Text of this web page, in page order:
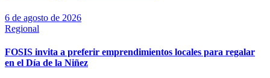
6 de agosto de 2026
Regional
FOSIS invita a preferir emprendimientos locales para regalar
en el Día de la Niñez